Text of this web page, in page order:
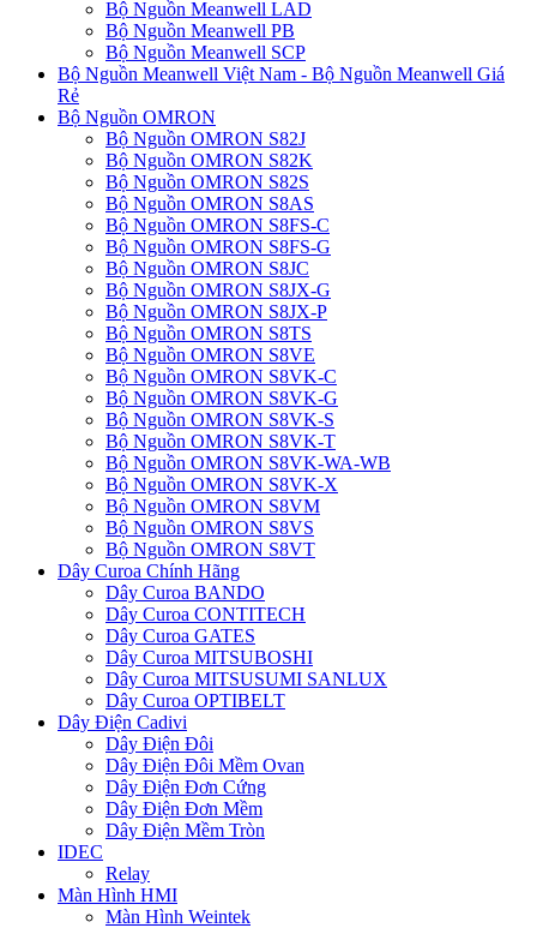
Bộ Nguồn Meanwell LAD
Bộ Nguồn Meanwell PB
Bộ Nguồn Meanwell SCP
Bộ Nguồn Meanwell Việt Nam - Bộ Nguồn Meanwell Giá
Rẻ
Bộ Nguồn OMRON
Bộ Nguồn OMRON S82J
Bộ Nguồn OMRON S82K
Bộ Nguồn OMRON S82S
Bộ Nguồn OMRON S8AS
Bộ Nguồn OMRON S8FS-C
Bộ Nguồn OMRON S8FS-G
Bộ Nguồn OMRON S8JC
Bộ Nguồn OMRON S8JX-G
Bộ Nguồn OMRON S8JX-P
Bộ Nguồn OMRON S8TS
Bộ Nguồn OMRON S8VE
Bộ Nguồn OMRON S8VK-C
Bộ Nguồn OMRON S8VK-G
Bộ Nguồn OMRON S8VK-S
Bộ Nguồn OMRON S8VK-T
Bộ Nguồn OMRON S8VK-WA-WB
Bộ Nguồn OMRON S8VK-X
Bộ Nguồn OMRON S8VM
Bộ Nguồn OMRON S8VS
Bộ Nguồn OMRON S8VT
Dây Curoa Chính Hãng
Dây Curoa BANDO
Dây Curoa CONTITECH
Dây Curoa GATES
Dây Curoa MITSUBOSHI
Dây Curoa MITSUSUMI SANLUX
Dây Curoa OPTIBELT
Dây Điện Cadivi
Dây Điện Đôi
Dây Điện Đôi Mềm Ovan
Dây Điện Đơn Cứng
Dây Điện Đơn Mềm
Dây Điện Mềm Tròn
IDEC
Relay
Màn Hình HMI
Màn Hình Weintek